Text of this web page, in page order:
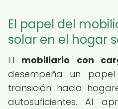
El papel del
solar en el hogar
El mobiliario con
desempeña un
transición hacia
autosuficientes. Al